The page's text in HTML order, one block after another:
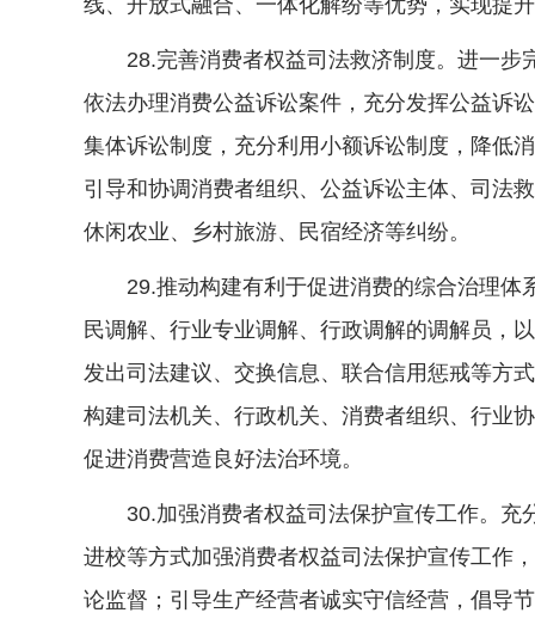
线、开放式融合、一体化解纷等优势，实现提
28.完善消费者权益司法救济制度。进一步
依法办理消费公益诉讼案件，充分发挥公益诉
集体诉讼制度，充分利用小额诉讼制度，降低
引导和协调消费者组织、公益诉讼主体、司法
休闲农业、乡村旅游、民宿经济等纠纷。
29.推动构建有利于促进消费的综合治理体
民调解、行业专业调解、行政调解的调解员，
发出司法建议、交换信息、联合信用惩戒等方
构建司法机关、行政机关、消费者组织、行业
促进消费营造良好法治环境。
30.加强消费者权益司法保护宣传工作。充
进校等方式加强消费者权益司法保护宣传工作
论监督；引导生产经营者诚实守信经营，倡导